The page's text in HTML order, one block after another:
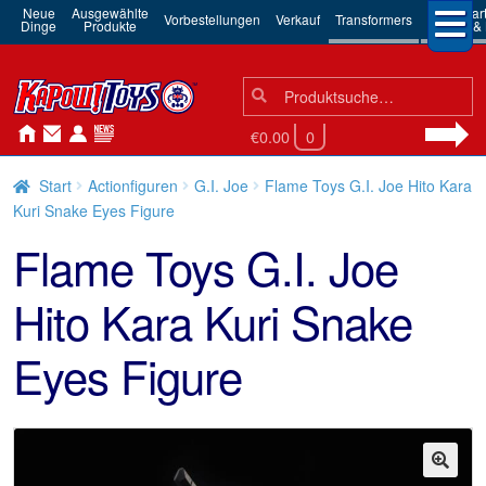
Neue
Dinge
Ausgewählte
Produkte Vorbestellungen Verkauf Transformers 3rd
Robots
Suchen
nach:
Suche
€0.00 0
Start Actionfiguren G.I. Joe
Flame Toys G.I. Joe Hito Kara
Kuri Snake Eyes Figure
Flame Toys G.I. Joe
Hito Kara Kuri Snake
Eyes Figure